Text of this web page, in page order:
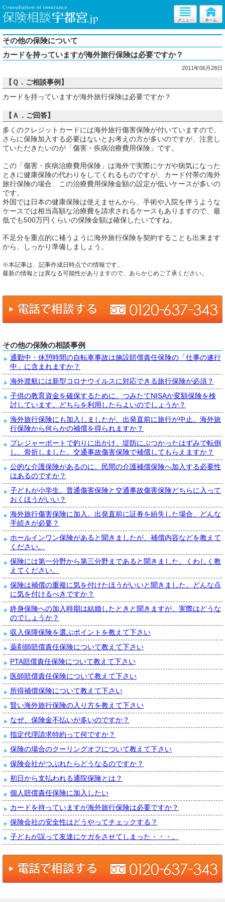
その他の保険について
カードを持っていますが海外旅行保険は必要ですか？
2011年06月28日
【Ｑ．ご相談事例】
カードを持っていますが海外旅行保険は必要ですか？
【Ａ．ご回答】
多くのクレジットカードには海外旅行傷害保険が付いていますので、
さらに保険加入する必要はないとお考えの方が多いのですが、注意し
ていただきたいのが「傷害・疾病治療費用保険」です。
この「傷害・疾病治療費用保険」は海外で実際にケガや病気になった
ときに健康保険の代わりをしてくれるものですが、カード付帯の海外
旅行保険の場合、この治療費用保険金額の設定が低いケースが多いの
です。
外国では日本の健康保険は使えませんから、手術や入院を伴うような
ケースでは相当高額な治療費を請求されるケースもありますので、最
低でも500万円くらいの保険金額は確保したいですね。
不足分を重点的に補うように海外旅行保険を契約することも出来ます
から、しっかり準備しましょう。
※本記事は、記事作成日時点での情報です。
最新の情報とは異なる可能性がありますので、あらかじめご了承ください。
その他の保険の相談事例
通勤中・休憩時間の自転車事故は施設賠償責任保険の「仕事の遂行
中」に含まれますか？
海外渡航には新型コロナウイルスに対応できる旅行保険が必須？
子供の教育資金を確保するために、つみたてNISAか変額保険を検
討しています。どちらを利用したらよいのでしょうか？
海外旅行保険にも加入しましたが、出発直前に旅行が中止。海外旅
行保険から何らかの補償を得られますか？
プレジャーボートで釣りに出かけ、堤防にぶつかったはずみで転倒
し、骨折しました。交通事故傷害保険で補償してもらえますか？
公的な介護保険があるのに、民間の介護補償保険へ加入する必要性
はあるのですか？
子どもが小学生。普通傷害保険と交通事故傷害保険どちらに入って
おくほうがいい？
海外旅行傷害保険に加入。出発直前に証券を紛失した場合、どんな
手続きが必要？
ホールインワン保険があると聞きましたが、補償内容などを教えて
ください。
保険には第一分野から第三分野まであると聞きました。くわしく教
えてください。
保険は補償の重複に気を付けたほうがいいと聞きました。どんな点
に気を付けるべきですか？
終身保険への加入時期は結婚したときと聞きますが、実際はどうな
のでしょうか？
収入保障保険を選ぶポイントを教えて下さい
薬剤師賠償責任保険について教えて下さい
PTA賠償責任保険について教えて下さい
医師賠償責任保険について教えて下さい
所得補償保険について教えて下さい
賢い海外旅行保険の入り方を教えて下さい
なぜ、保険金不払いが多いのですか？
指定代理請求特約って何ですか？
保険の場合のクーリングオフについて教えて下さい
保険会社がつぶれたらどうなるのですか？
初日から支払われる通院保険とは？
個人賠償責任保険に加入したい
カードを持っていますが海外旅行保険は必要ですか？
保険会社の安全性はどうやってチェックする？
子どもが誤って友達にケガをさせてしまった・・・。